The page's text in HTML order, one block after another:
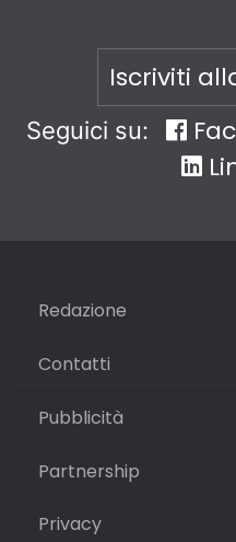
Iscriviti
Seguici su:
Redazione
Contatti
Pubblicità
Partnership
Privacy